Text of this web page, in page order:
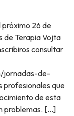
próximo 26 de
de Terapia Vojta
consultar
jornadas-de-
que
de esta
problemas. […]